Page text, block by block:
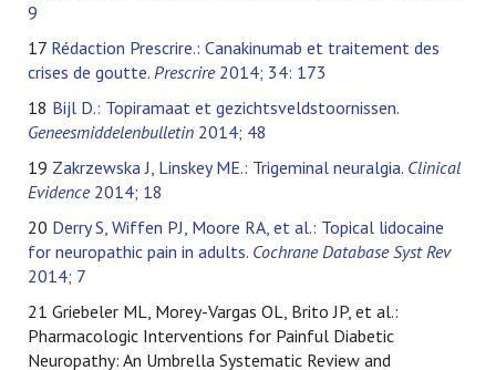
9
17 Rédaction Prescrire.: Canakinumab et traitement des
crises de goutte. Prescrire2014; 34: 173
18 Bijl D.: Topiramaat et gezichtsveldstoornissen.
Geneesmiddelenbulletin 2014; 48
19 Zakrzewska J, Linskey ME.: Trigeminal neuralgia. Clinical
Evidence2014; 18
20 Derry S, Wiffen PJ, Moore RA, et al.: Topical lidocaine
for neuropathic pain in adults. Cochrane Database Syst Rev
2014; 7
21 Griebeler ML, Morey-Vargas OL, Brito JP, et al.:
Pharmacologic Interventions for Painful Diabetic
Neuropathy: An Umbrella Systematic Review and